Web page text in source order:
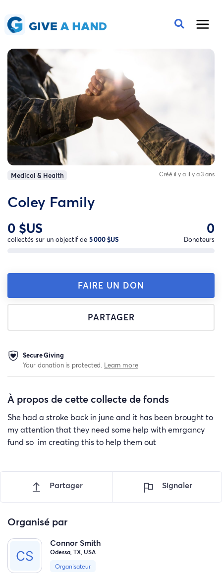
Medical & Health Créé il y a il y a 3 ans
Coley Family
0 $US
collectés sur un objectif de 5 000 $US
0
Donateurs
FAIRE UN DON
PARTAGER
Secure Giving
Your donation is protected. Learn more
À propos de cette collecte de fonds
She had a stroke back in june and it has been brought to
my attention that they need some help with emrgancy
fund so im creating this to help them out
Partager Signaler
Organisé par
Connor Smith
Odessa, TX, USA
Organisateur